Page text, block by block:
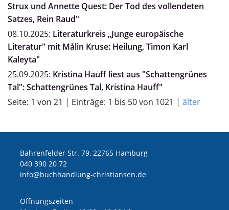
Strux und Annette Quest: Der Tod des vollendeten
Satzes, Rein Raud"
08.10.2025: Literaturkreis „Junge europäische
Literatur" mit Målin Kruse: Heilung, Timon Karl
Kaleyta"
25.09.2025: Kristina Hauff liest aus "Schattengrünes
Tal": Schattengrünes Tal, Kristina Hauff"
Seite: 1 von 21 | Einträge: 1 bis 50 von 1021 | älter
Bahrenfelder Str. 79, 22765 Hamburg
040 390 20 72
ed.nesnaitsirhc-gnuldnahhcub@ofni
Öffnungszeiten